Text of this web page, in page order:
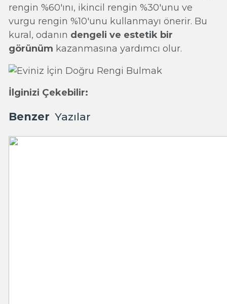
rengin %60'ını, ikincil rengin %30'unu ve
vurgu rengin %10'unu kullanmayı önerir. Bu
kural, odanın dengeli ve estetik bir
görünüm kazanmasına yardımcı olur.
İlginizi Çekebilir:
Benzer Yazılar